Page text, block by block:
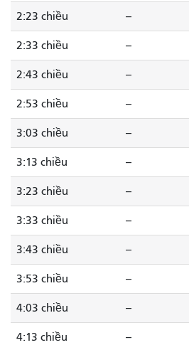
2:23 chiều --
2:33 chiều --
2:43 chiều --
2:53 chiều --
3:03 chiều --
3:13 chiều --
3:23 chiều --
3:33 chiều --
3:43 chiều --
3:53 chiều --
4:03 chiều --
4:13 chiều --